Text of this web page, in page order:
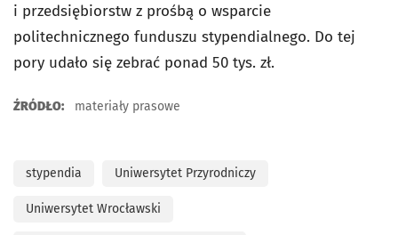
i przedsiębiorstw z prośbą o wsparcie
politechnicznego funduszu stypendialnego. Do tej
pory udało się zebrać ponad 50 tys. zł.
ŹRÓDŁO: materiały prasowe
stypendia Uniwersytet Przyrodniczy
Uniwersytet Wrocławski